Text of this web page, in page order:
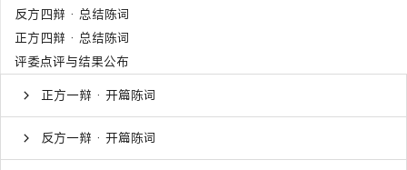
反方四辩 · 总结陈词
正方四辩 · 总结陈词
评委点评与结果公布
正方一辩 · 开篇陈词
反方一辩 · 开篇陈词